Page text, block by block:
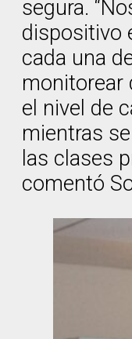
segura.
dispositivo
cada una
monitorear
el nivel de
mientras
las clases
comentó